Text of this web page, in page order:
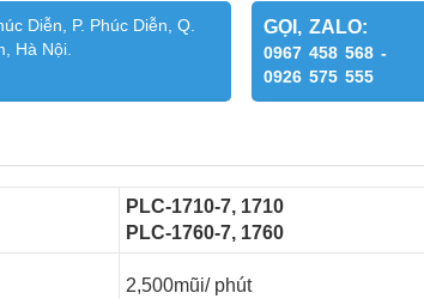
Diễn, P. Phúc Diễn, Q.
Hà Nội.
GỌI, ZALO:
0967 458 568 -
0926 575 555
PLC-1710-7, 1710
PLC-1760-7, 1760
2,500mũi/ phút